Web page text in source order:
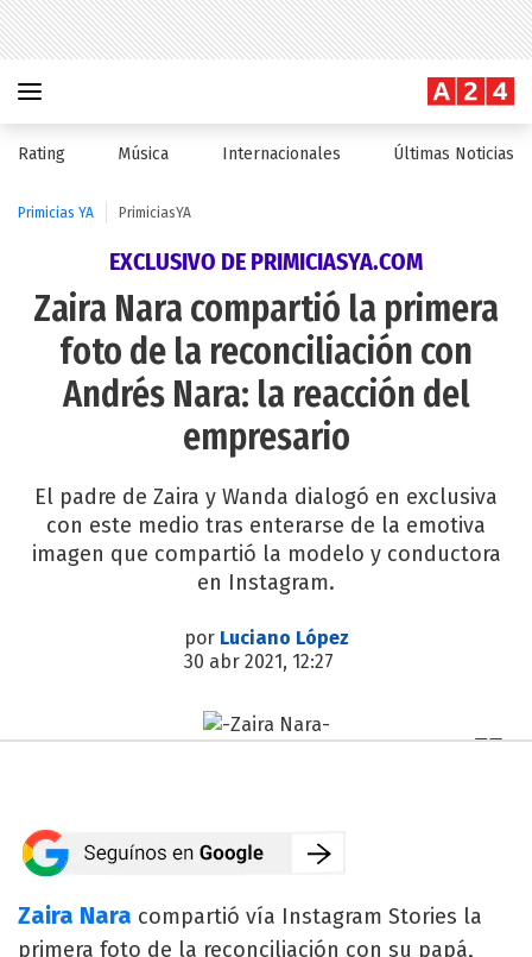
Rating Música Internacionales Últimas Noticias
Primicias YA PrimiciasYA
EXCLUSIVO DE PRIMICIASYA.COM
Zaira Nara compartió la primera
foto de la reconciliación con
Andrés Nara: la reacción del
empresario
El padre de Zaira y Wanda dialogó en exclusiva
con este medio tras enterarse de la emotiva
imagen que compartió la modelo y conductora
en Instagram.
por Luciano López
30 abr 2021, 12:27
Zaira Nara compartió vía Instagram Stories la
primera foto de la reconciliación con su papá,